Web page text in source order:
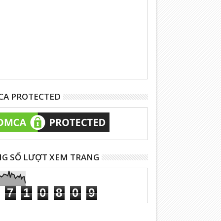
PROTECTED
SỐ LƯỢT XEM TRANG
7 1 0 8 0 9